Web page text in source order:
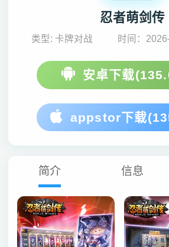
忍者萌剑传
类型: 卡牌对战 时间：
安卓下载
appstor下载
简介 信息